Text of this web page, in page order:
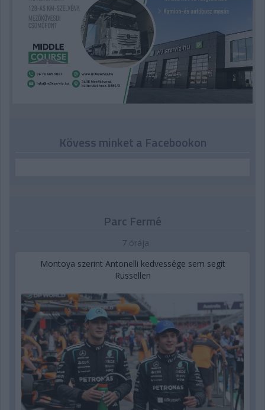
Kövess minket a Facebookon
Parc Fermé
7 órája
Montoya szerint Antonelli kedvessége sem segít
Russellen